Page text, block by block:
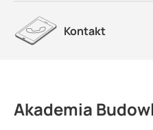
Kontakt
Akademia